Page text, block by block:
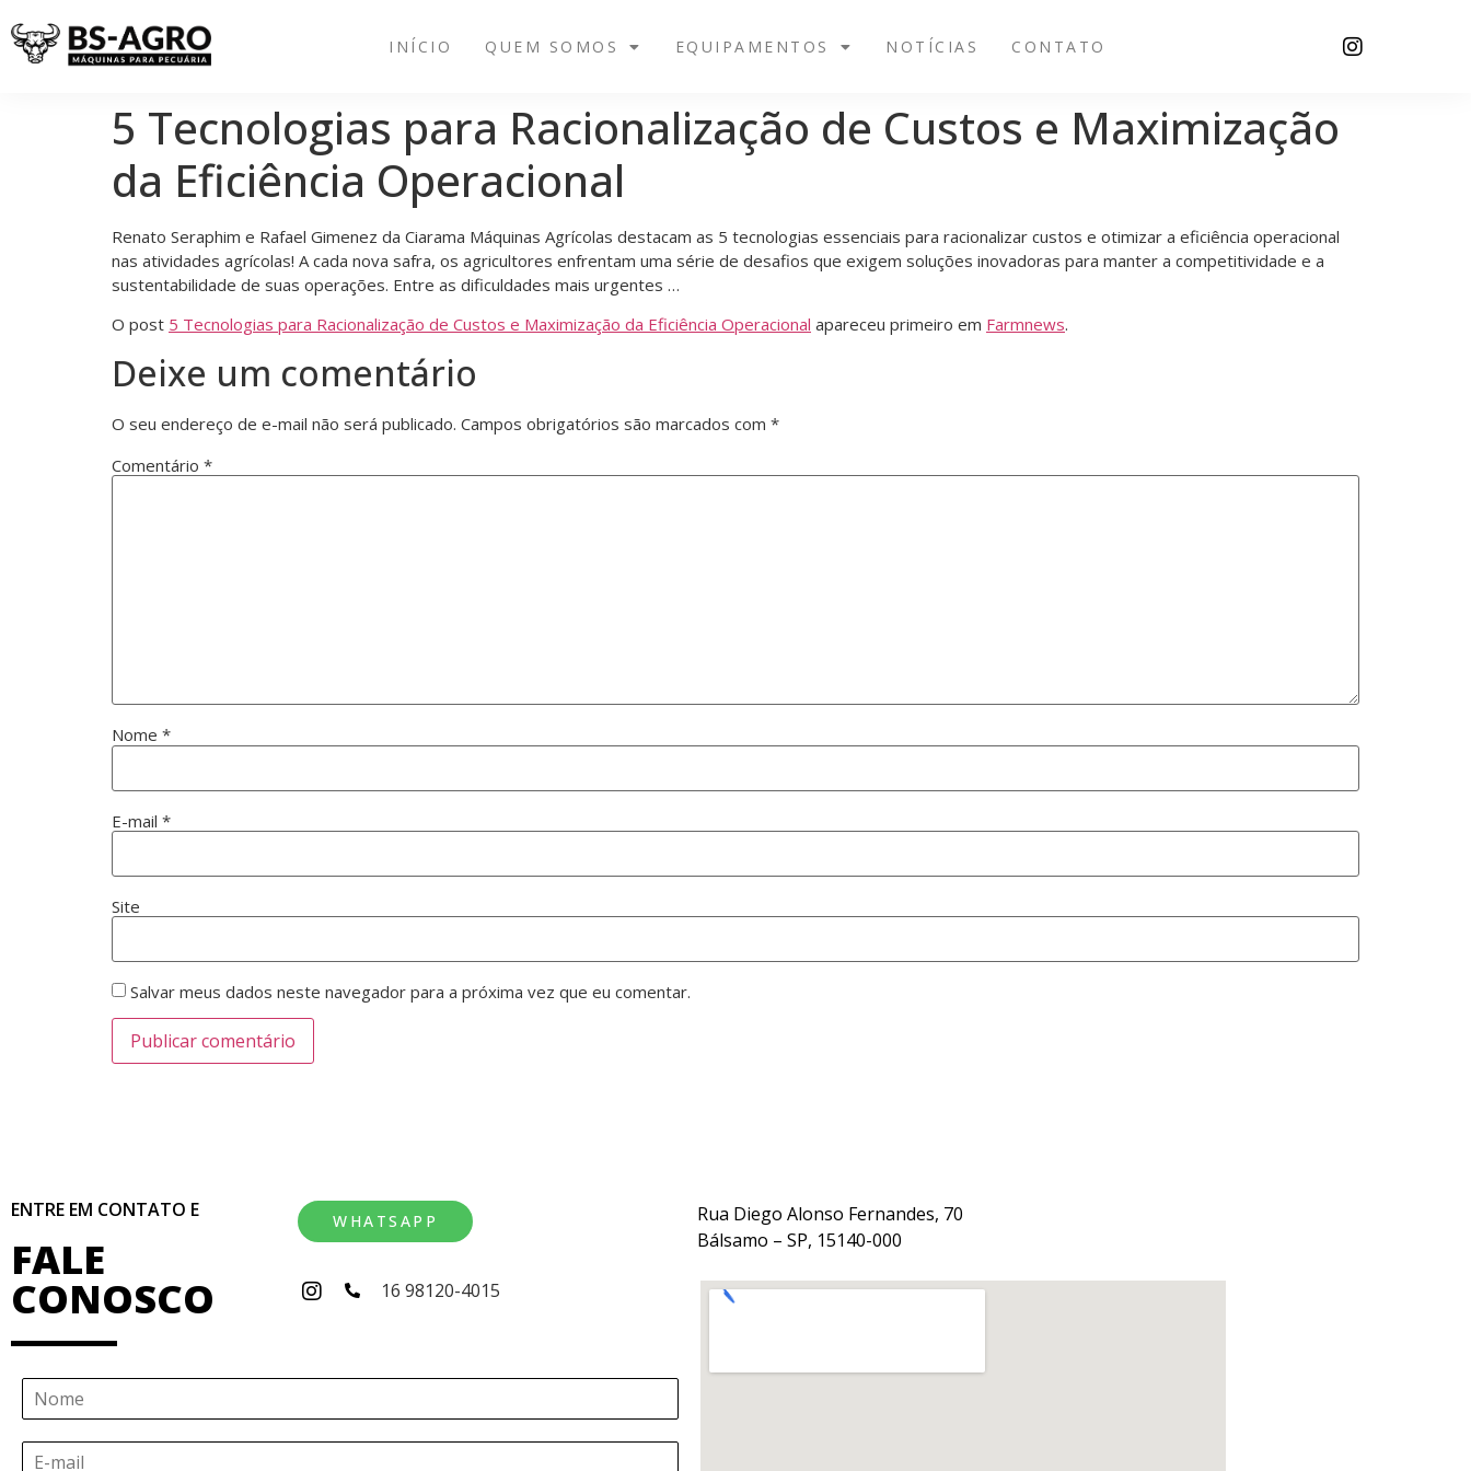
INÍCIO QUEM SOMOS EQUIPAMENTOS NOTÍCIAS CONTATO
5 Tecnologias para Racionalização de Custos e Maximização
da Eficiência Operacional
Renato Seraphim e Rafael Gimenez da Ciarama Máquinas Agrícolas destacam as 5 tecnologias essenciais para racionalizar custos e otimizar a eficiência operacional
nas atividades agrícolas! A cada nova safra, os agricultores enfrentam uma série de desafios que exigem soluções inovadoras para manter a competitividade e a
sustentabilidade de suas operações. Entre as dificuldades mais urgentes …
O post 5 Tecnologias para Racionalização de Custos e Maximização da Eficiência Operacional apareceu primeiro em Farmnews.
Deixe um comentário
O seu endereço de e-mail não será publicado. Campos obrigatórios são marcados com *
Comentário *
Nome *
E-mail *
Site
Salvar meus dados neste navegador para a próxima vez que eu comentar.
ENTRE EM CONTATO E
FALE
CONOSCO
WHATSAPP
16 98120-4015
Rua Diego Alonso Fernandes, 70
Bálsamo – SP, 15140-000
N
E